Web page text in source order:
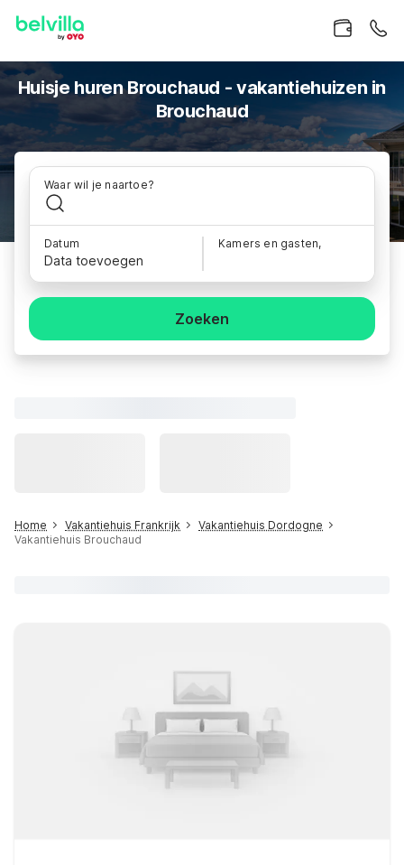
Huisje huren Brouchaud - vakantiehuizen in
Brouchaud
Waar wil je naartoe?
Datum
Data toevoegen
Kamers en gasten,
Zoeken
Home Vakantiehuis Frankrijk
Vakantiehuis Dordogne
Vakantiehuis Brouchaud